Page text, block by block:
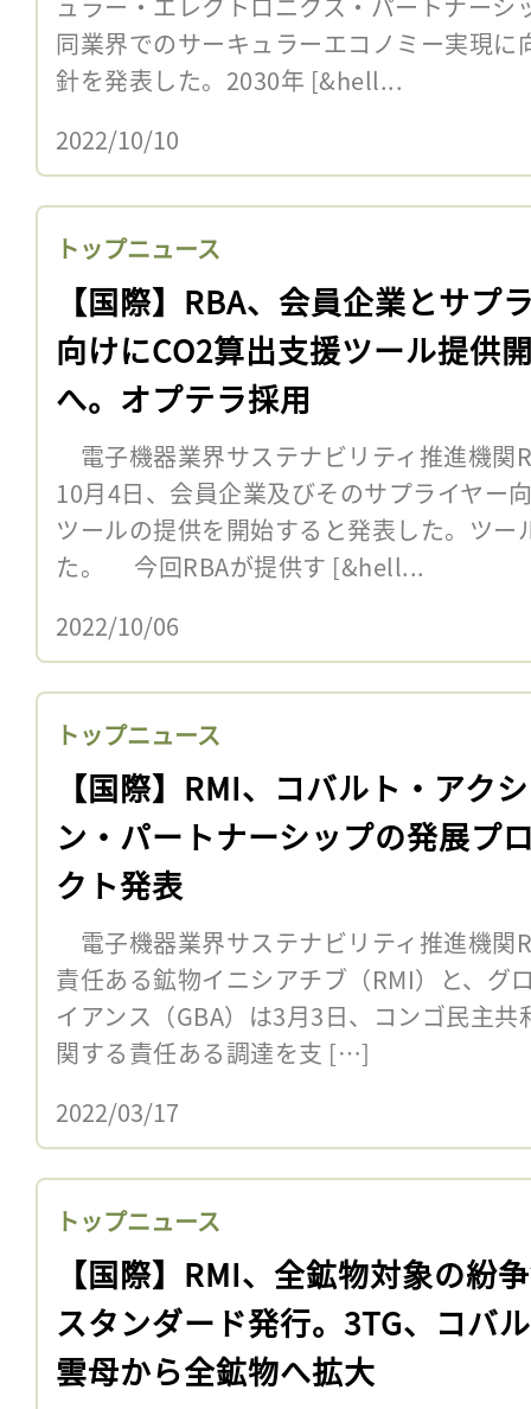
同業界でのサーキュラーエコノミー実現に
針を発表した。2030年 [&hell...
2022/10/10
トップニュース
【国際】RBA、会員企業とサプ
向けにCO2算出支援ツール提供
へ。オプテラ採用
電子機器業界サステナビリティ推進機関
10月4日、会員企業及びそのサプライヤー
ツールの提供を開始すると発表した。ツ
た。 今回RBAが提供す [&hell...
2022/10/06
トップニュース
【国際】RMI、コバルト・アク
ン・パートナーシップの発展プ
クト発表
電子機器業界サステナビリティ推進機関
責任ある鉱物イニシアチブ（RMI）と、グ
イアンス（GBA）は3月3日、コンゴ民主
関する責任ある調達を支 […]
2022/03/17
トップニュース
【国際】RMI、全鉱物対象の紛
スタンダード発行。3TG、コバ
雲母から全鉱物へ拡大